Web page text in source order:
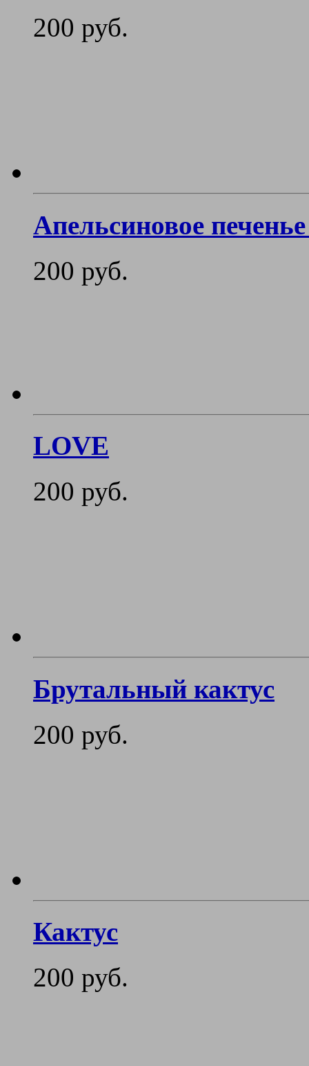
200 руб.
Апельсиновое
200 руб.
LOVE
200 руб.
Брутальный кактус
200 руб.
Кактус
200 руб.